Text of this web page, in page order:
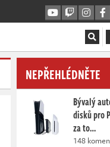
NEPŘEHLÉDNĚTE
Bývalý
disků pro
za to…
148